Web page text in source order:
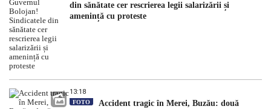
din sănătate cer rescrierea legii salarizării și
amenință cu proteste
13:18
FOTO
Accident tragic în Merei, Buzău: două